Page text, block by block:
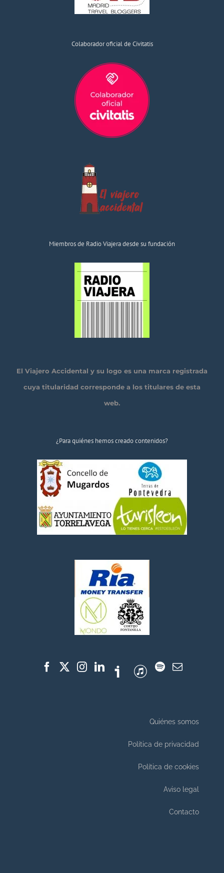
Colaborador oficial de Civitatis
Miembros de Radio Viajera desde su fundación
El Viajero Accidental y su logo es una marca registrada
cuya titularidad corresponde a los titulares de esta
web.
¿Para quiénes hemos creado contenidos?
Quiénes somos
Política de privacidad
Política de cookies
Aviso legal
Contacto